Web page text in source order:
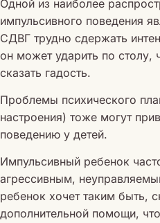
Одной из наиболее
импульсивного поведения
СДВГ трудно сдержать
он может ударить по столу,
сказать гадость.
Проблемы психического
настроения) тоже могут
поведению у детей.
Импульсивный ребенок
агрессивным,
ребенок хочет таким быть,
дополнительной помощи,